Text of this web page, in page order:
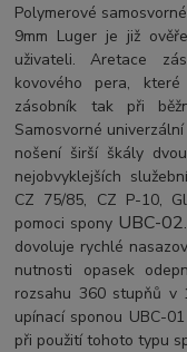
Polymerové
9mm Luger je již
uživateli. Aretace
kovového pera,
zásobník tak při
Samosvorné
nošení širší škály
nejobvyklejších
CZ 75/85, CZ P-10,
pomoci spony UBC-02.
dovoluje rychlé
nutnosti opasek
rozsahu 360 stupňů v
upínací sponou UBC-
při použití tohoto typu